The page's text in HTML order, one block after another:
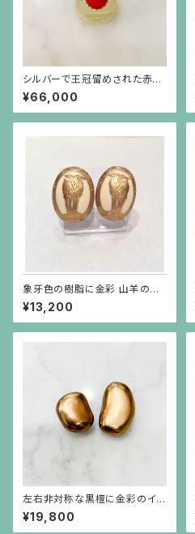
シルバーで王冠留めされた赤珊
瑚のカボーションのライオンリン
グ
¥66,000
象牙色の樹脂に金彩 山羊のイ
ヤリング 楕円
¥13,200
左右非対称な黒檀に金彩のイヤ
リング
¥19,800